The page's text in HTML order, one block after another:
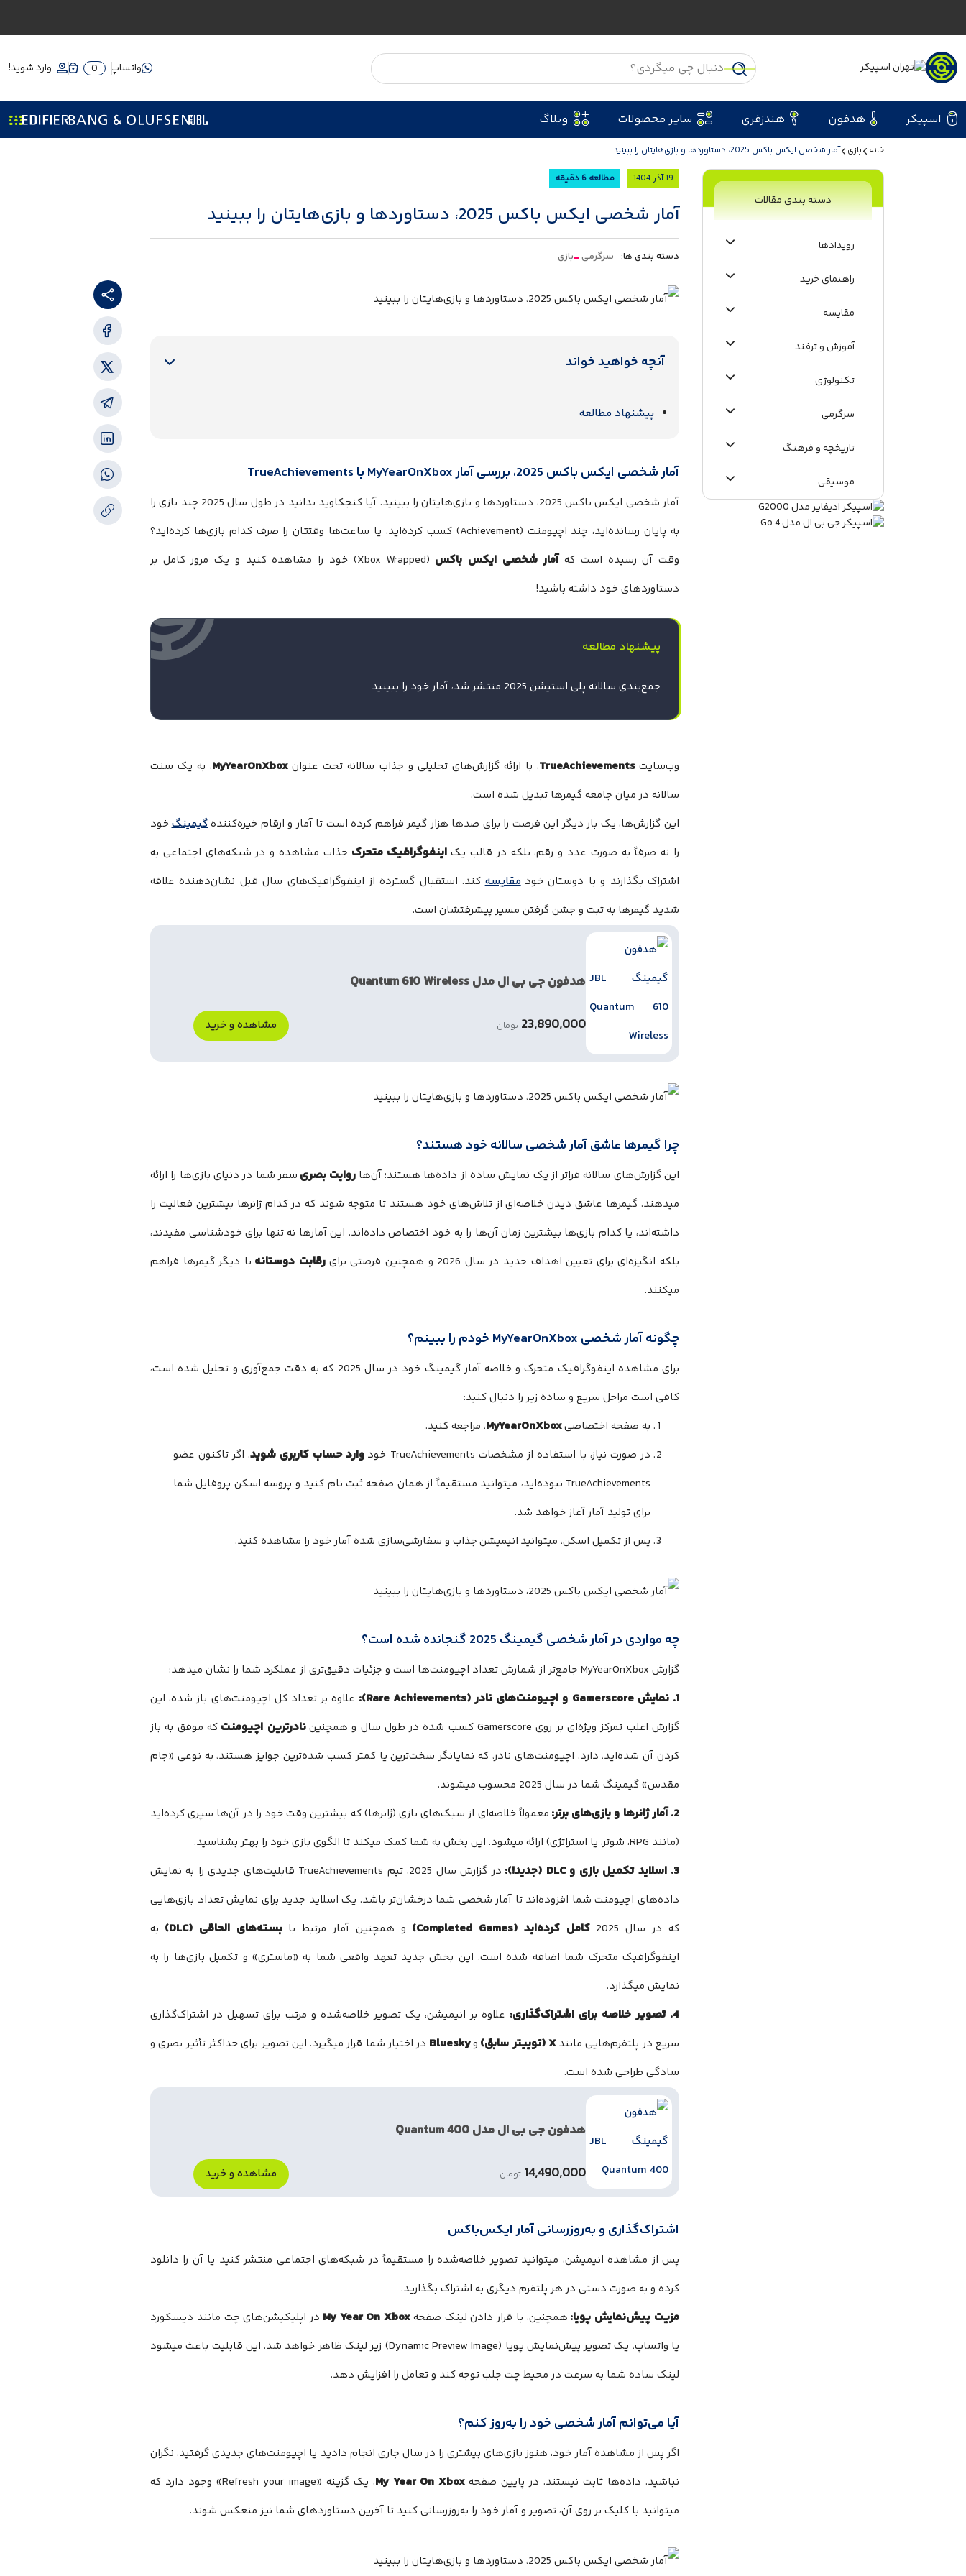
واتساپ 0 وارد شوید!
اسپیکر هدفون هندزفری سایر محصولات وبلاگ
خانه بازی آمار شخصی ایکس باکس 2025، دستاوردها و بازی‌هایتان را ببینید
دسته بندی مقالات
رویدادها
راهنمای خرید
مقایسه
آموزش و ترفند
تکنولوژی
سرگرمی
تاریخچه و فرهنگ
موسیقی
اطلاعات عمومی
19 آذر 1404 مطالعه 6 دقیقه
آمار شخصی ایکس باکس 2025، دستاوردها و بازی‌هایتان را ببینید
دسته بندی ها: سرگرمی بازی
آنچه خواهید خواند
پیشنهاد مطالعه
آمار شخصی ایکس باکس 2025، بررسی آمار MyYearOnXbox با TrueAchievements
آمار شخصی ایکس باکس 2025، دستاوردها و بازی‌هایتان را ببینید. آیا کنجکاوید بدانید در طول سال 2025 چند بازی را
به پایان رسانده‌اید، چند اچیومنت (Achievement) کسب کرده‌اید، یا ساعت‌ها وقتتان را صرف کدام بازی‌ها کرده‌اید؟
وقت آن رسیده است کهآمار شخصی ایکس باکس
(Xbox Wrapped) خود را مشاهده کنید و یک مرور کامل بر
دستاوردهای خود داشته باشید!
پیشنهاد مطالعه
جمع‌بندی سالانه پلی استیشن 2025 منتشر شد، آمار خود را ببینید
وب‌سایتTrueAchievements، با ارائه گزارش‌های تحلیلی و جذاب سالانه تحت عنوان MyYearOnXbox، به یک سنت
سالانه در میان جامعه گیمرها تبدیل شده است.
این گزارش‌ها، یک بار دیگر این فرصت را برای صدها هزار گیمر فراهم کرده است تا آمار و ارقام خیره‌کنندهگیمینگخود
را نه صرفاً به صورت عدد و رقم، بلکه در قالب یک اینفوگرافیک متحرک جذاب مشاهده و در شبکه‌های اجتماعی به
اشتراک بگذارند و با دوستان خودمقایسهکند. استقبال گسترده از اینفوگرافیک‌های سال قبل نشان‌دهنده علاقه
شدید گیمرها به ثبت و جشن گرفتن مسیر پیشرفتشان است.
هدفون جی بی ال مدل Quantum 610 Wireless
23,890,000 تومان مشاهده و خرید
چرا گیمرها عاشق آمار شخصی سالانه خود هستند؟
این گزارش‌های سالانه فراتر از یک نمایش ساده از داده‌ها هستند؛ آن‌ها روایت بصری سفر شما در دنیای بازی‌ها را ارائه
میدهند. گیمرها عاشق دیدن خلاصه‌ای از تلاش‌های خود هستند تا متوجه شوند که در کدام ژانرها بیشترین فعالیت را
داشته‌اند، یا کدام بازی‌ها بیشترین زمان آن‌ها را به خود اختصاص داده‌اند. این آمارها نه تنها برای خودشناسی مفیدند،
بلکه انگیزه‌ای برای تعیین اهداف جدید در سال 2026 و همچنین فرصتی برای
رقابت دوستانه با دیگر گیمرها فراهم
میکنند.
چگونه آمار شخصی MyYearOnXbox خودم را ببینم؟
برای مشاهده اینفوگرافیک متحرک و خلاصه آمار گیمینگ خود در سال 2025 که به دقت جمع‌آوری و تحلیل شده است،
کافی است مراحل سریع و ساده زیر را دنبال کنید:
به صفحه اختصاصیMyYearOnXbox، مراجعه کنید.
در صورت نیاز، با استفاده از مشخصات TrueAchievements خود
وارد حساب کاربری شوید. اگر تاکنون عضو
TrueAchievements نبوده‌اید، میتوانید مستقیماً از همان صفحه ثبت نام کنید و پروسه اسکن پروفایل شما
برای تولید آمار آغاز خواهد شد.
پس از تکمیل اسکن، میتوانید انیمیشن جذاب و سفارشی‌سازی شده آمار خود را مشاهده کنید.
چه مواردی در آمار شخصی گیمینگ 2025 گنجانده شده است؟
گزارش MyYearOnXbox جامع‌تر از شمارش تعداد اچیومنت‌ها است و جزئیات دقیق‌تری از عملکرد شما را نشان میدهد:
1. نمایش Gamerscore و اچیومنت‌های نادر (Rare Achievements):
علاوه بر تعداد کل اچیومنت‌های باز شده، این
گزارش اغلب تمرکز ویژه‌ای بر روی Gamerscore کسب شده در طول سال و همچنین
نادرترین اچیومنت که موفق به باز
کردن آن شده‌اید، دارد. اچیومنت‌های نادر، که نمایانگر سخت‌ترین یا کمتر کسب شده‌ترین جوایز هستند، به نوعی «جام
مقدس» گیمینگ شما در سال 2025 محسوب میشوند.
2. آمار ژانرها و بازی‌های برتر:
معمولاً خلاصه‌ای از سبک‌های بازی (ژانرها) که بیشترین وقت خود را در آن‌ها سپری کرده‌اید
(مانند RPG، شوتر، یا استراتژی) ارائه میشود. این بخش به شما کمک میکند تا الگوی بازی خود را بهتر بشناسید.
3. اسلاید تکمیل بازی و DLC (جدید!):
در گزارش سال 2025، تیم TrueAchievements قابلیت‌های جدیدی را به نمایش
داده‌های اچیومنت شما افزوده‌اند تا آمار شخصی شما درخشان‌تر باشد. یک اسلاید جدید برای نمایش تعداد بازی‌هایی
که در سال 2025
کامل کرده‌اید (Completed Games) و همچنین آمار مرتبط با بسته‌های الحاقی (DLC)
به
اینفوگرافیک متحرک شما اضافه شده است. این بخش جدید تعهد واقعی شما به «ماستری» و تکمیل بازی‌ها را به
نمایش میگذارد.
4. تصویر خلاصه برای اشتراک‌گذاری:
علاوه بر انیمیشن، یک تصویر خلاصه‌شده و مرتب برای تسهیل در اشتراک‌گذاری
سریع در پلتفرم‌هایی مانندX (توییتر سابق) وBluesky در اختیار شما قرار میگیرد. این تصویر برای حداکثر تأثیر بصری و
سادگی طراحی شده است.
هدفون جی بی ال مدل Quantum 400
14,490,000 تومان مشاهده و خرید
اشتراک‌گذاری و به‌روزرسانی آمار ایکس‌باکس
پس از مشاهده انیمیشن، میتوانید تصویر خلاصه‌شده را مستقیماً در شبکه‌های اجتماعی منتشر کنید یا آن را دانلود
کرده و به صورت دستی در هر پلتفرم دیگری به اشتراک بگذارید.
مزیت پیش‌نمایش پویا: همچنین، با قرار دادن لینک صفحهMy Year On Xbox در اپلیکیشن‌های چت مانند دیسکورد
یا واتساپ، یک تصویر پیش‌نمایش پویا (Dynamic Preview Image) زیر لینک ظاهر خواهد شد. این قابلیت باعث میشود
لینک ساده شما به سرعت در محیط چت جلب توجه کند و تعامل را افزایش دهد.
آیا می‌توانم آمار شخصی خود را به‌روز کنم؟
اگر پس از مشاهده آمار خود، هنوز بازی‌های بیشتری را در سال جاری انجام دادید یا اچیومنت‌های جدیدی گرفتید، نگران
نباشید. داده‌ها ثابت نیستند. در پایین صفحه My Year On Xbox
، یک گزینه «Refresh your image» وجود دارد که
میتوانید با کلیک بر روی آن، تصویر و آمار خود را به‌روزرسانی کنید تا آخرین دستاوردهای شما نیز منعکس شوند.